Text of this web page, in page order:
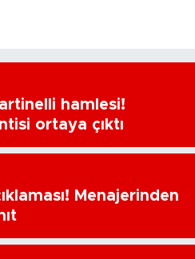
hamlesi!
ortaya çıktı
Menajerinden